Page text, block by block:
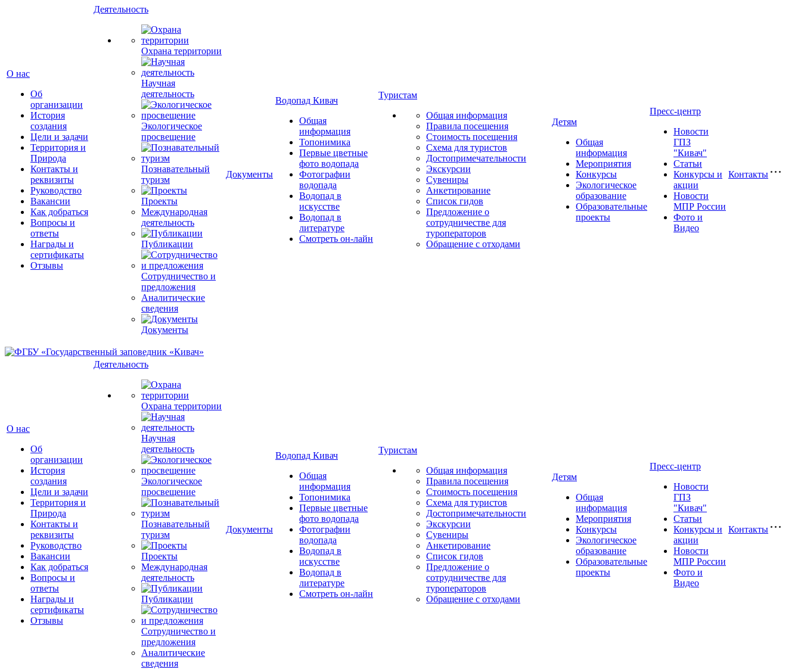
О нас
Об
организации
История
создания
Цели и задачи
Территория и
Природа
Контакты и
реквизиты
Руководство
Вакансии
Как добраться
Вопросы и
ответы
Награды и
сертификаты
Отзывы
Деятельность
Охрана территории
Научная
деятельность
Экологическое
просвещение
Познавательный
туризм
Проекты
Международная
деятельность
Публикации
Сотрудничество и
предложения
Аналитические
сведения
Документы
Документы
Водопад Кивач
Общая
информация
Топонимика
Первые цветные
фото водопада
Фотографии
водопада
Водопад в
искусстве
Водопад в
литературе
Смотреть он-лайн
Туристам
Общая информация
Правила посещения
Стоимость посещения
Схема для туристов
Достопримечательности
Экскурсии
Сувениры
Анкетирование
Список гидов
Предложение о
сотрудничестве для
туроператоров
Обращение с отходами
Детям
Общая
информация
Мероприятия
Конкурсы
Экологическое
образование
Образовательные
проекты
Пресс-центр
Новости
ГПЗ
"Кивач"
Статьи
Конкурсы и
акции
Новости
МПР России
Фото и
Видео
Контакты
О нас
Об
организации
История
создания
Цели и задачи
Территория и
Природа
Контакты и
реквизиты
Руководство
Вакансии
Как добраться
Вопросы и
ответы
Награды и
сертификаты
Отзывы
Деятельность
Охрана территории
Научная
деятельность
Экологическое
просвещение
Познавательный
туризм
Проекты
Международная
деятельность
Публикации
Сотрудничество и
предложения
Аналитические
сведения
Документы
Водопад Кивач
Общая
информация
Топонимика
Первые цветные
фото водопада
Фотографии
водопада
Водопад в
искусстве
Водопад в
литературе
Смотреть он-лайн
Туристам
Общая информация
Правила посещения
Стоимость посещения
Схема для туристов
Достопримечательности
Экскурсии
Сувениры
Анкетирование
Список гидов
Предложение о
сотрудничестве для
туроператоров
Обращение с отходами
Детям
Общая
информация
Мероприятия
Конкурсы
Экологическое
образование
Образовательные
проекты
Пресс-центр
Новости
ГПЗ
"Кивач"
Статьи
Конкурсы и
акции
Новости
МПР России
Фото и
Видео
Контакты